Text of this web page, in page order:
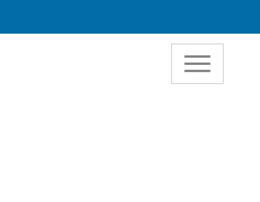
Toggle